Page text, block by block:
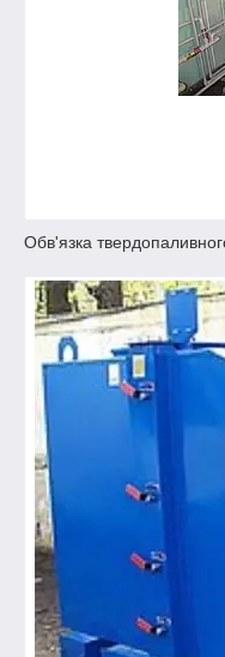
Обв'язка